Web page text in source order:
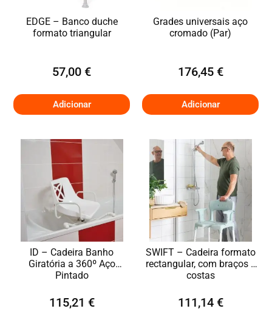
EDGE – Banco duche
formato triangular
57,00 €
Adicionar
Grades universais aço
cromado (Par)
176,45 €
Adicionar
ID – Cadeira Banho
Giratória a 360º Aço
Pintado
115,21 €
SWIFT – Cadeira formato
rectangular, com braços e
costas
111,14 €